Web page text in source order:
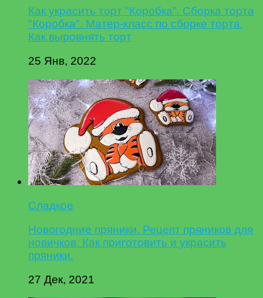
Как украсить торт "Коробка". Сборка торта
"Коробка". Матер-класс по сборке торта.
Как выровнять торт
25 Янв, 2022
Сладкое
Новогодние пряники. Рецепт пряников для
новичков. Как приготовить и украсить
пряники.
27 Дек, 2021